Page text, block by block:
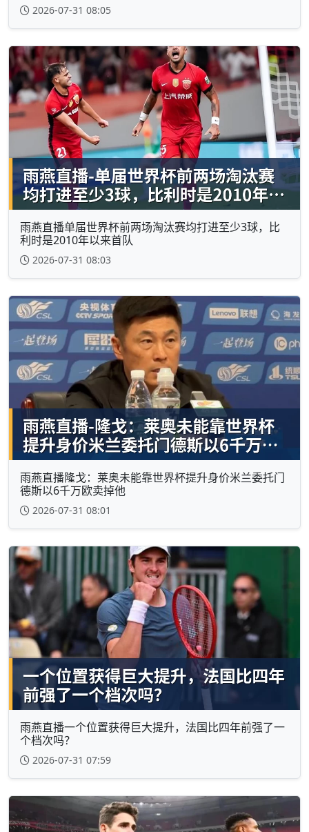
2026-07-31 08:05
雨燕直播单届世界杯前两场淘汰赛均打进至少3球，比
利时是2010年以来首队
2026-07-31 08:03
雨燕直播隆戈：莱奥未能靠世界杯提升身价米兰委托门
德斯以6千万欧卖掉他
2026-07-31 08:01
雨燕直播一个位置获得巨大提升，法国比四年前强了一
个档次吗？
2026-07-31 07:59